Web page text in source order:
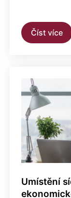
Číst více
Umístění